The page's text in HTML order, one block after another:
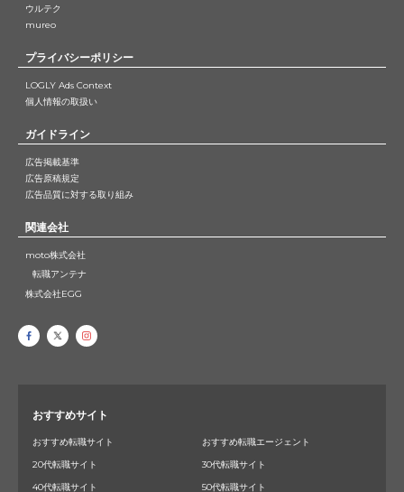
ウルテク
mureo
プライバシーポリシー
LOGLY Ads Context
個人情報の取扱い
ガイドライン
広告掲載基準
広告原稿規定
広告品質に対する取り組み
関連会社
moto株式会社
転職アンテナ
株式会社EGG
おすすめサイト
おすすめ転職サイト
おすすめ転職エージェント
20代転職サイト
30代転職サイト
40代転職サイト
50代転職サイト